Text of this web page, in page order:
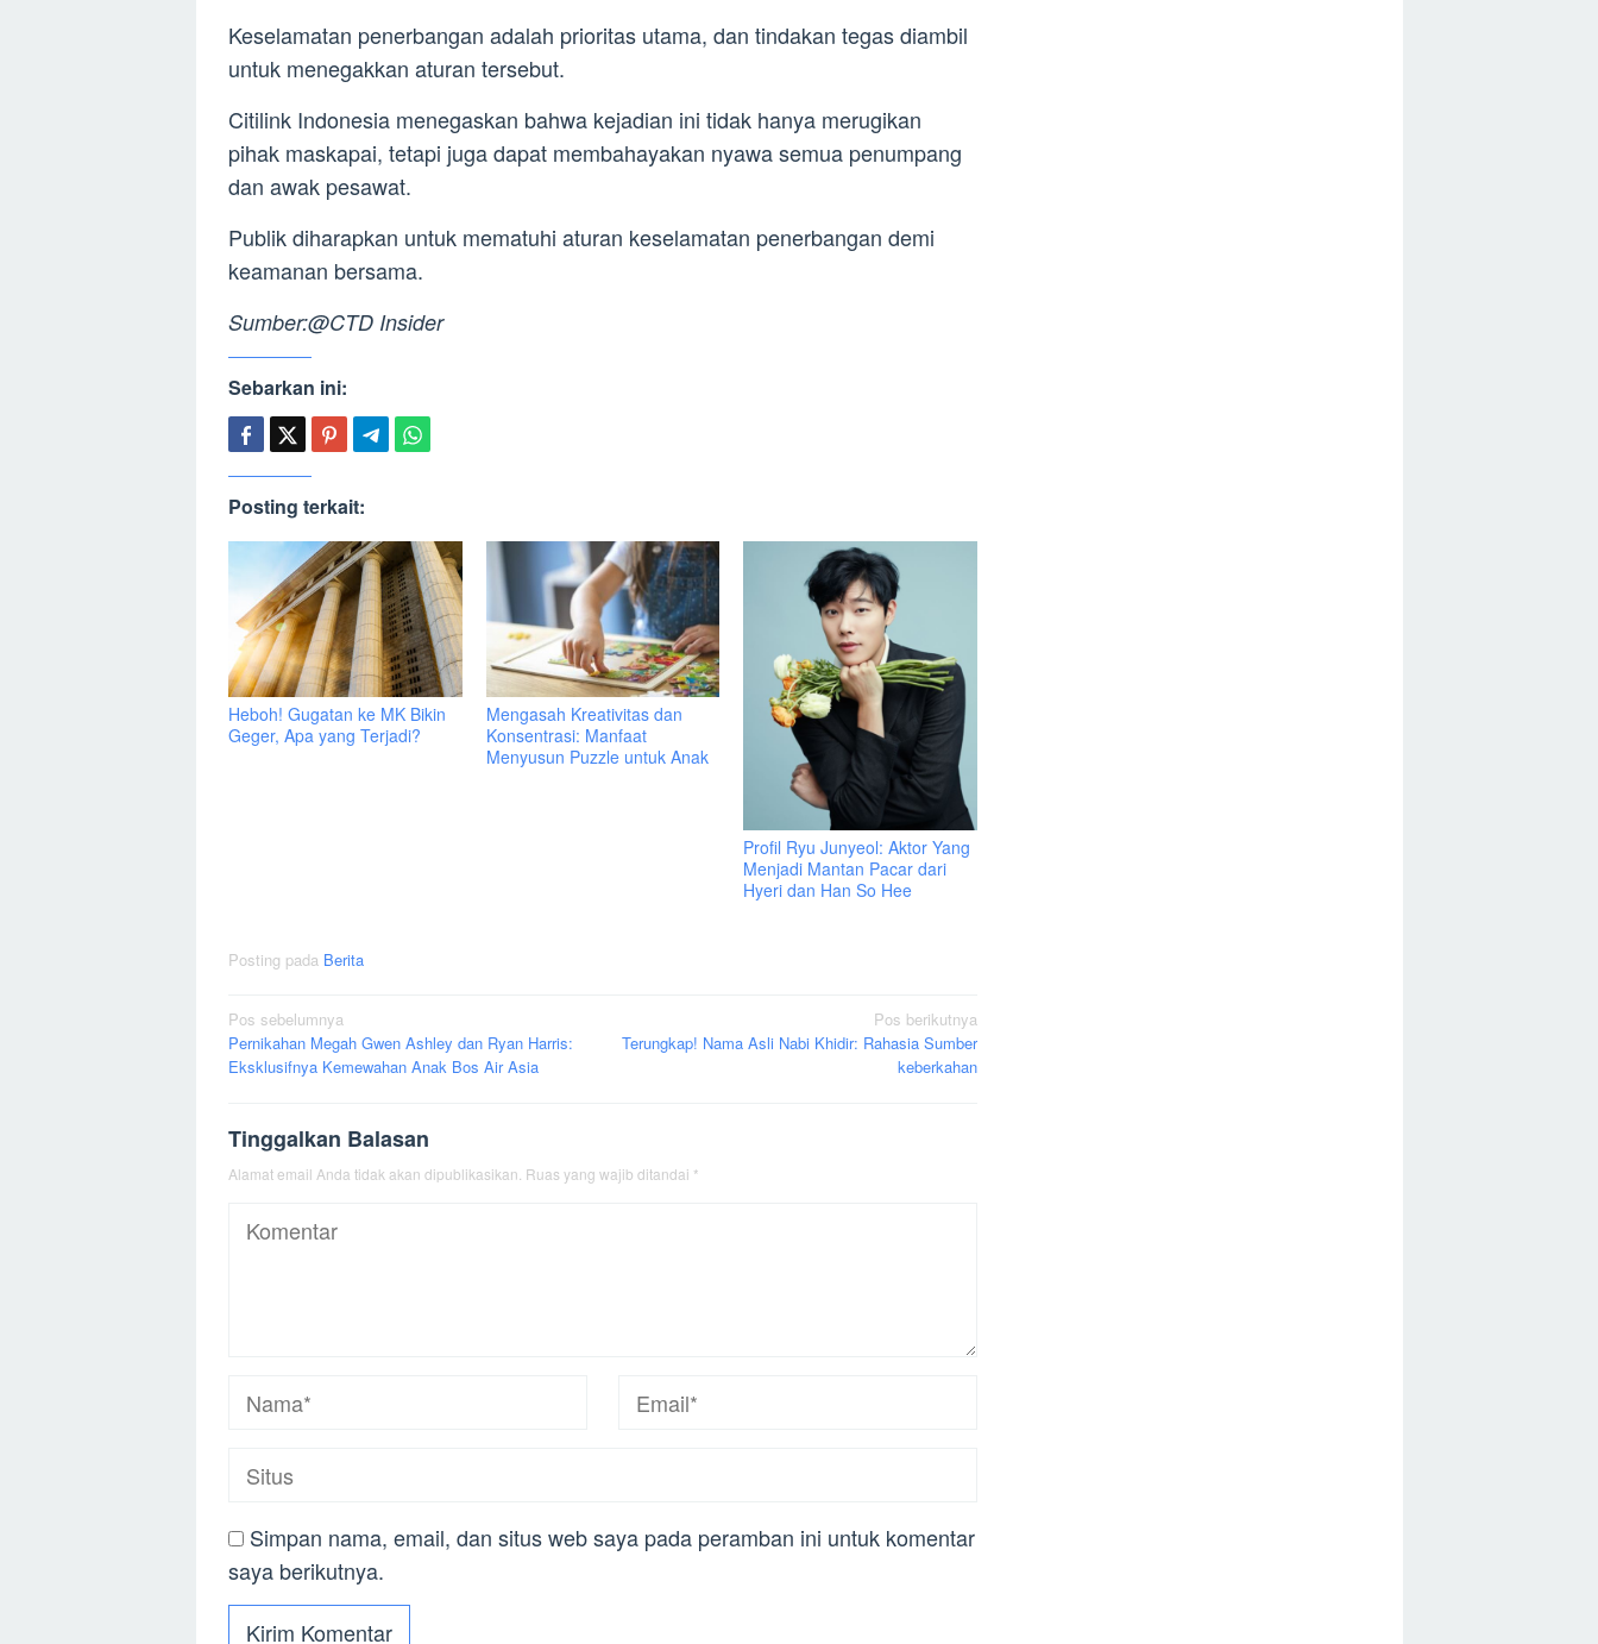
Keselamatan penerbangan adalah prioritas utama, dan tindakan tegas diambil
untuk menegakkan aturan tersebut.
Citilink Indonesia menegaskan bahwa kejadian ini tidak hanya merugikan
pihak maskapai, tetapi juga dapat membahayakan nyawa semua penumpang
dan awak pesawat.
Publik diharapkan untuk mematuhi aturan keselamatan penerbangan demi
keamanan bersama.
Sumber:@CTD Insider
Sebarkan ini:
Posting terkait:
Heboh! Gugatan ke MK Bikin
Geger, Apa yang Terjadi?
Mengasah Kreativitas dan
Konsentrasi: Manfaat
Menyusun Puzzle untuk Anak
Profil Ryu Junyeol: Aktor Yang
Menjadi Mantan Pacar dari
Hyeri dan Han So Hee
Posting pada Berita
Navigasi
pos
Pos sebelumnya
Pernikahan Megah Gwen Ashley dan Ryan Harris:
Eksklusifnya Kemewahan Anak Bos Air Asia
Pos berikutnya
Terungkap! Nama Asli Nabi Khidir: Rahasia Sumber
keberkahan
Tinggalkan Balasan
Alamat email Anda tidak akan dipublikasikan. Ruas yang wajib ditandai *
Simpan nama, email, dan situs web saya pada peramban ini untuk komentar
saya berikutnya.